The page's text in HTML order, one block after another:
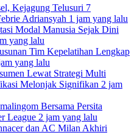
Kejagung Telusuri 7
Adriansyah 1 jam yang lalu
Modal Manusia Sejak Dini
yang lalu
Tim Kepelatihan Lengkap
yang lalu
Lewat Strategi Multi
Melonjak Signifikan 2 jam
Bersama Persita
League 2 jam yang lalu
dan AC Milan Akhiri